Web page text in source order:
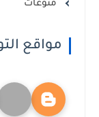
منوعات
مواقع